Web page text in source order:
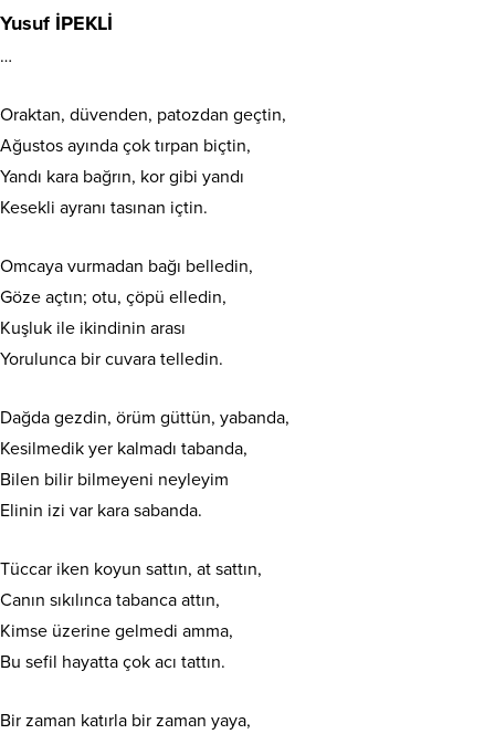
Yusuf İPEKLİ
…
Oraktan, düvenden, patozdan geçtin,
Ağustos ayında çok tırpan biçtin,
Yandı kara bağrın, kor gibi yandı
Kesekli ayranı tasınan içtin.
Omcaya vurmadan bağı belledin,
Göze açtın; otu, çöpü elledin,
Kuşluk ile ikindinin arası
Yorulunca bir cuvara telledin.
Dağda gezdin, örüm güttün, yabanda,
Kesilmedik yer kalmadı tabanda,
Bilen bilir bilmeyeni neyleyim
Elinin izi var kara sabanda.
Tüccar iken koyun sattın, at sattın,
Canın sıkılınca tabanca attın,
Kimse üzerine gelmedi amma,
Bu sefil hayatta çok acı tattın.
Bir zaman katırla bir zaman yaya,